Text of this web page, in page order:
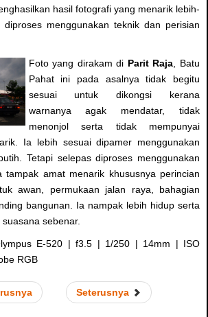
hasil fotografi yang menarik lebih-
menggunakan teknik dan perisian
Foto yang dirakam di Parit Raja, Batu
Pahat ini pada asalnya tidak begitu
sesuai untuk dikongsi kerana
warnanya agak mendatar, tidak
menonjol serta tidak mempunyai
Ia lebih sesuai dipamer menggunakan
Tetapi selepas diproses menggunakan
tampak amat menarik khususnya perincian
awan, permukaan jalan raya, bahagian
bangunan. Ia nampak lebih hidup serta
sebenar.
E-520 | f3.5 | 1/250 | 14mm | ISO
RGB
Seterusnya